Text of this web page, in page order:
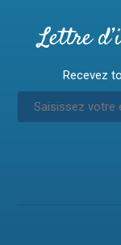
Lettre
Recevez